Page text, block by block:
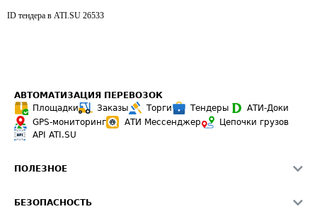
ID тендера в ATI.SU 26533
АВТОМАТИЗАЦИЯ ПЕРЕВОЗОК
Площадки
Заказы Торги Тендеры
АТИ-Доки
GPS-мониторинг
АТИ Мессенджер
Цепочки грузов
API ATI.SU
ПОЛЕЗНОЕ
БЕЗОПАСНОСТЬ